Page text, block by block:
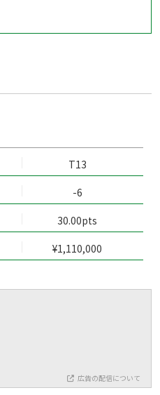
T13
-6
30.00pts
¥1,110,000
広告の配信について